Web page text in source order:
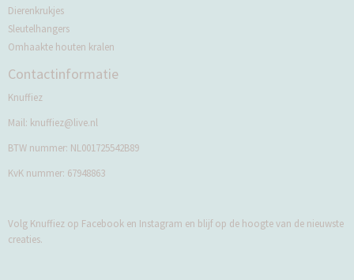
Dierenkrukjes
Sleutelhangers
Omhaakte houten kralen
Contactinformatie
Knuffiez
Mail: knuffiez@live.nl
BTW nummer: NL001725542B89
KvK nummer: 67948863
Volg Knuffiez op Facebook en Instagram en blijf op de hoogte van de nieuwste
creaties.